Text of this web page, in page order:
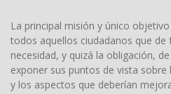
La principal misión y único
todos aquellos ciudadanos que
necesidad, y quizá la obligación,
exponer sus puntos de vista
y los aspectos que deberían